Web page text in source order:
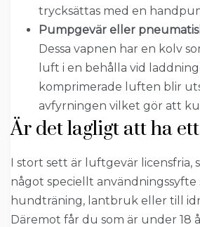
trycksättas med en
Pumpgevär eller
Dessa vapnen har en kolv
luft i en behålla vid
komprimerade luften blir
avfyrningen vilket gör att
Är det lagligt att ha ett
I stort sett är luftgevär licensfria,
något speciellt användningssyfte
hundträning, lantbruk eller till
Däremot får du som är under 18